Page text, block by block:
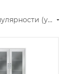
По популярности (убывание)